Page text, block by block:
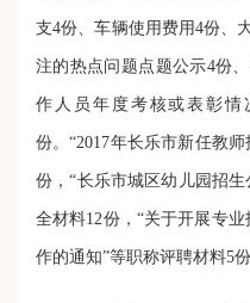
支4份、车辆使用费用4份、
注的热点问题点题公示4份
作人员年度考核或表彰
份。“2017年长乐市新任教
份，“长乐市城区幼儿园招
全材料12份，“关于开展专
作的通知”等职称评聘材料5份